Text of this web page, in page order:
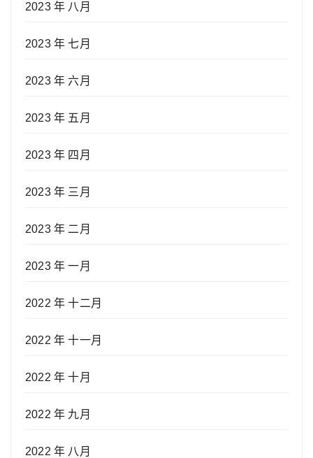
2023 年 八月
2023 年 七月
2023 年 六月
2023 年 五月
2023 年 四月
2023 年 三月
2023 年 二月
2023 年 一月
2022 年 十二月
2022 年 十一月
2022 年 十月
2022 年 九月
2022 年 八月